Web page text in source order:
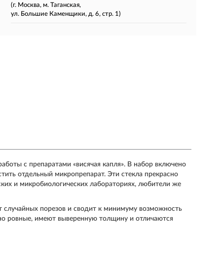
(г. Москва, м. Таганская,
ул. Большие Каменщики, д. 6, стр. 1)
с препаратами «висячая капля». В набор включено
отдельный микропрепарат. Эти стекла прекрасно
и микробиологических лабораториях, любители же
порезов и сводит к минимуму возможность
ровные, имеют выверенную толщину и отличаются